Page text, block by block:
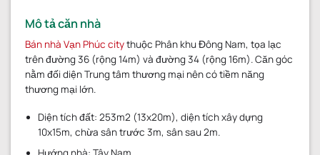
Mô tả căn nhà
Bán nhà Vạn Phúc citythuộc Phân khu Đông Nam, tọa lạc
trên đường 36 (rộng 14m) và đường 34 (rộng 16m). Căn góc
nằm đối diện Trung tâm thương mại nên có tiềm năng
thương mại lớn.
Diện tích đất: 253m2 (13x20m), diện tích xây dựng
10x15m, chừa sân trước 3m, sân sau 2m.